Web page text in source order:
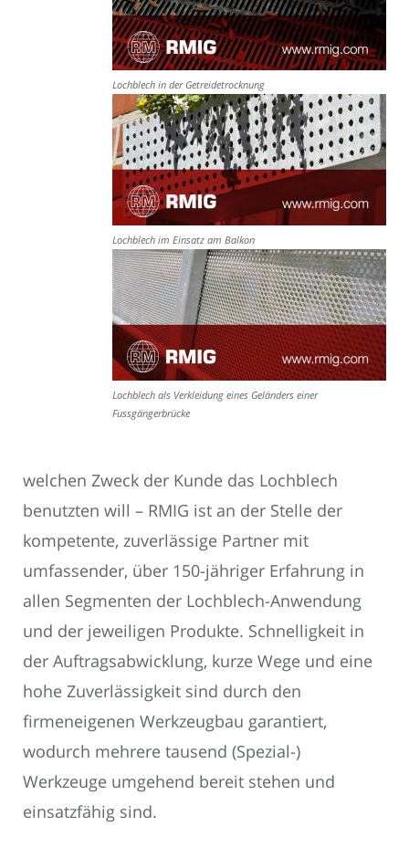
Lochblech in der Getreidetrocknung
Lochblech im Einsatz am Balkon
Lochblech als Verkleidung eines Geländers einer
Fussgängerbrücke
welchen Zweck der Kunde das Lochblech
benutzten will – RMIG ist an der Stelle der
kompetente, zuverlässige Partner mit
umfassender, über 150-jähriger Erfahrung in
allen Segmenten der Lochblech-Anwendung
und der jeweiligen Produkte. Schnelligkeit in
der Auftragsabwicklung, kurze Wege und eine
hohe Zuverlässigkeit sind durch den
firmeneigenen Werkzeugbau garantiert,
wodurch mehrere tausend (Spezial-)
Werkzeuge umgehend bereit stehen und
einsatzfähig sind.